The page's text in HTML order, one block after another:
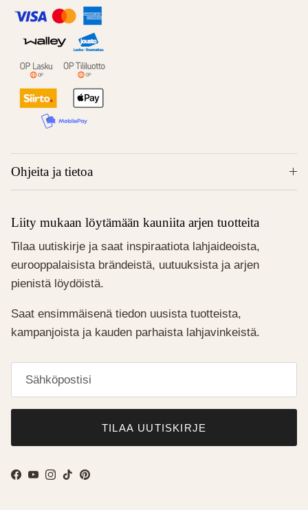
Ohjeita ja tietoa
Liity mukaan löytämään kauniita arjen tuotteita
Tilaa uutiskirje ja saat inspiraatiota lahjaideoista,
eurooppalaisista brändeistä, uutuuksista ja arjen
pienistä löydöistä.
Saat ensimmäisenä tiedon uusista tuotteista,
kampanjoista ja kauden parhaista lahjavinkeistä.
TILAA UUTISKIRJE
Facebook
YouTube
Instagram
TikTokPinterest